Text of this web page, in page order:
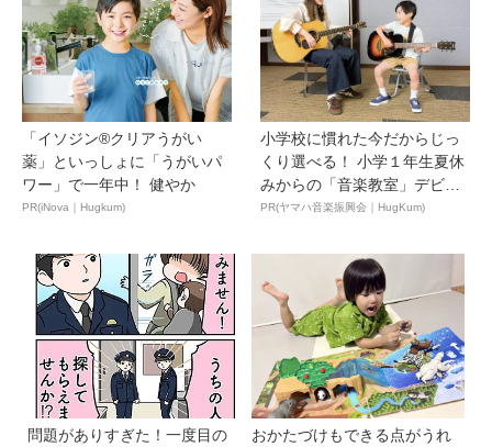
「イソジン®クリアうがい
薬」といっしょに「うがいパ
ワー」で一年中！ 健やか
PR(iNova｜Hugkum)
小学校に慣れた今だからじっ
くり選べる！ 小学１年生夏休
みからの「音楽教室」デビ
ュ...
PR(ヤマハ音楽振興会｜HugKum)
問題がありすぎた！一度目の
おかたづけもできる点がうれ